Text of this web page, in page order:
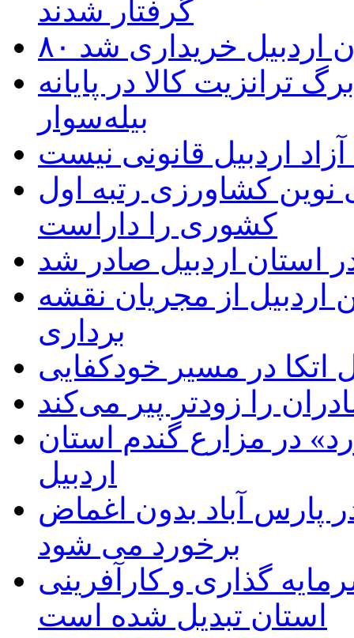
گرفتار شدند
اردبیل خریداری شد
کالا در پایانه
بیله‌سوار
اردبیل قانونی نیست
نوین کشاورزی رتبه اول
کشوری را داراست
استان اردبیل صادر شد
از مجریان نقشه
برداری
در مسیر خودکفایی
را زودتر پیر می‌کند
در مزارع گندم استان
اردبیل
پارس آباد بدون اغماض
برخورد می شود
گذاری و کارآفرینی
استان تبدیل شده است